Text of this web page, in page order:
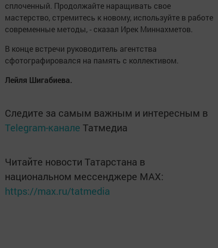
сплоченный. Продолжайте наращивать свое
мастерство, стремитесь к новому, используйте в работе
современные методы, - сказал Ирек Миннахметов.
В конце встречи руководитель агентства
сфотографировался на память с коллективом.
Лейля Шигабиева.
Следите за самым важным и интересным в
Telegram-канале Татмедиа
Читайте новости Татарстана в
национальном мессенджере MАХ:
https://max.ru/tatmedia